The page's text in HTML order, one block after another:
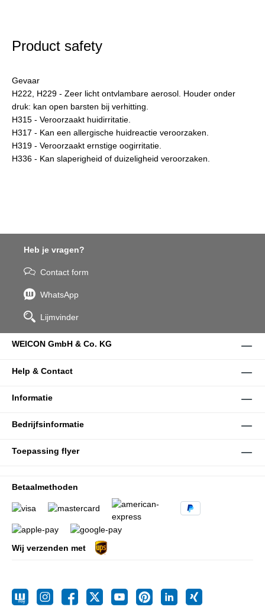
Product safety
Gevaar
H222, H229 - Zeer licht ontvlambare aerosol. Houder onder
druk: kan open barsten bij verhitting.
H315 - Veroorzaakt huidirritatie.
H317 - Kan een allergische huidreactie veroorzaken.
H319 - Veroorzaakt ernstige oogirritatie.
H336 - Kan slaperigheid of duizeligheid veroorzaken.
Heb je vragen?
Contact form
WhatsApp
Lijmvinder
WEICON GmbH & Co. KG
Help & Contact
Informatie
Bedrijfsinformatie
Toepassing flyer
Betaalmethoden
Wij verzenden met